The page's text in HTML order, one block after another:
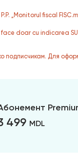
„Monitorul fiscal
doar cu indicarea
подписчикам. Для
499 MDL